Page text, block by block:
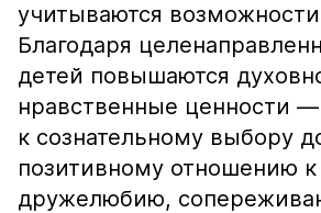
учитываются
Благодаря
детей повышаются
нравственные ценности —
к сознательному выбору
позитивному отношению
дружелюбию,